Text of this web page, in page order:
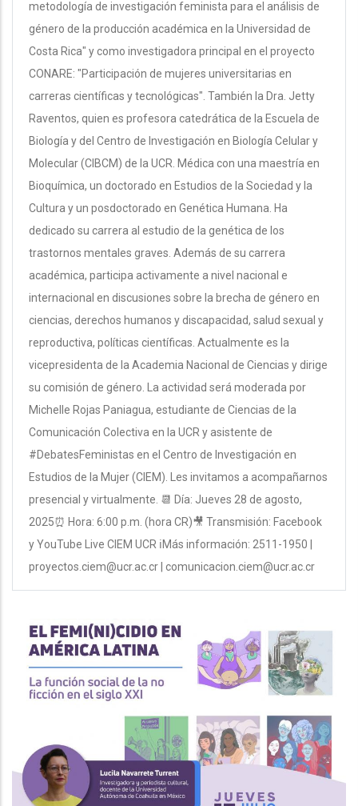
metodología de investigación feminista para el análisis de
género de la producción académica en la Universidad de
Costa Rica" y como investigadora principal en el proyecto
CONARE: "Participación de mujeres universitarias en
carreras científicas y tecnológicas". También la Dra. Jetty
Raventos, quien es profesora catedrática de la Escuela de
Biología y del Centro de Investigación en Biología Celular y
Molecular (CIBCM) de la UCR. Médica con una maestría en
Bioquímica, un doctorado en Estudios de la Sociedad y la
Cultura y un posdoctorado en Genética Humana. Ha
dedicado su carrera al estudio de la genética de los
trastornos mentales graves. Además de su carrera
académica, participa activamente a nivel nacional e
internacional en discusiones sobre la brecha de género en
ciencias, derechos humanos y discapacidad, salud sexual y
reproductiva, políticas científicas. Actualmente es la
vicepresidenta de la Academia Nacional de Ciencias y dirige
su comisión de género. La actividad será moderada por
Michelle Rojas Paniagua, estudiante de Ciencias de la
Comunicación Colectiva en la UCR y asistente de
#DebatesFeministas en el Centro de Investigación en
Estudios de la Mujer (CIEM). Les invitamos a acompañarnos
presencial y virtualmente. 📆 Día: Jueves 28 de agosto,
2025⏰ Hora: 6:00 p.m. (hora CR)🎥 Transmisión: Facebook
y YouTube Live CIEM UCR ℹMás información: 2511-1950 |
proyectos.ciem@ucr.ac.cr | comunicacion.ciem@ucr.ac.cr